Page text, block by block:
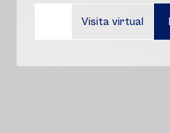
Visita virtual